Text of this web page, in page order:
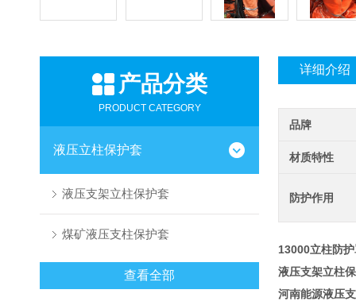
产品分类
PRODUCT CATEGORY
液压立柱保护套
液压支架立柱保护套
煤矿液压支柱保护套
查看全部
详细介绍
品牌
材质特性
防护作用
13000立柱防
液压支架立柱
河南能源液压